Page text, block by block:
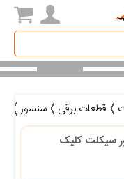
قطعات برقی سنسور
سیکلت کلیک